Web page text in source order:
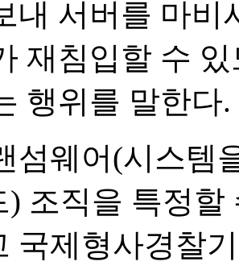
내 서버를 마비
재침입할 수
행위를 말한다.
섬웨어(시스템
) 조직을 특정할
국제형사경찰